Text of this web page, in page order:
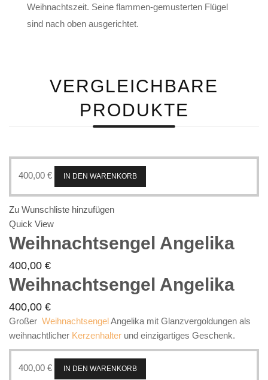
Weihnachtszeit. Seine flammen-gemusterten Flügel
sind nach oben ausgerichtet.
VERGLEICHBARE
PRODUKTE
400,00 € IN DEN WARENKORB
Zu Wunschliste hinzufügen
Quick View
Weihnachtsengel Angelika
400,00 €
Weihnachtsengel Angelika
400,00 €
Großer WeihnachtsengelAngelika mit Glanzvergoldungen als
weihnachtlicher Kerzenhalter und einzigartiges Geschenk.
400,00 € IN DEN WARENKORB